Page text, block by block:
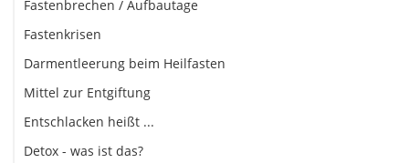
Fastenbrechen / Aufbautage
Fastenkrisen
Darmentleerung beim Heilfasten
Mittel zur Entgiftung
Entschlacken heißt ...
Detox - was ist das?